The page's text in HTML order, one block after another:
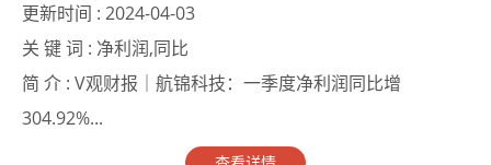
更新时间 : 2024-04-03
关 键 词 : 净利润,同比
简 介 : V观财报｜航锦科技：一季度净利润同比增
304.92%...